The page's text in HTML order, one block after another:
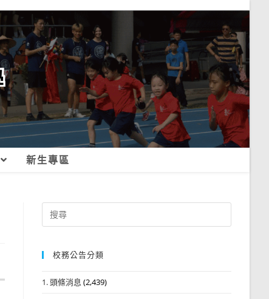
新生專區
Search
for:
校務公告分類
1. 頭條消息 (2,439)